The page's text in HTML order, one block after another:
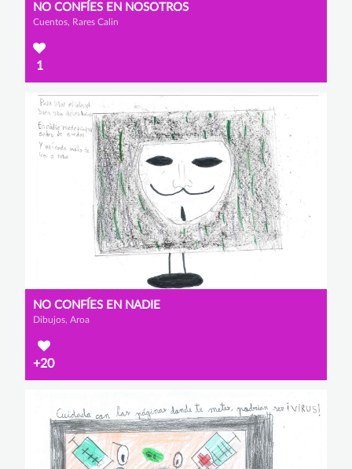
NO CONFÍES EN NOSOTROS
Cuentos, Rares Calin
1
NO CONFÍES EN NADIE
Dibujos, Aroa
+20